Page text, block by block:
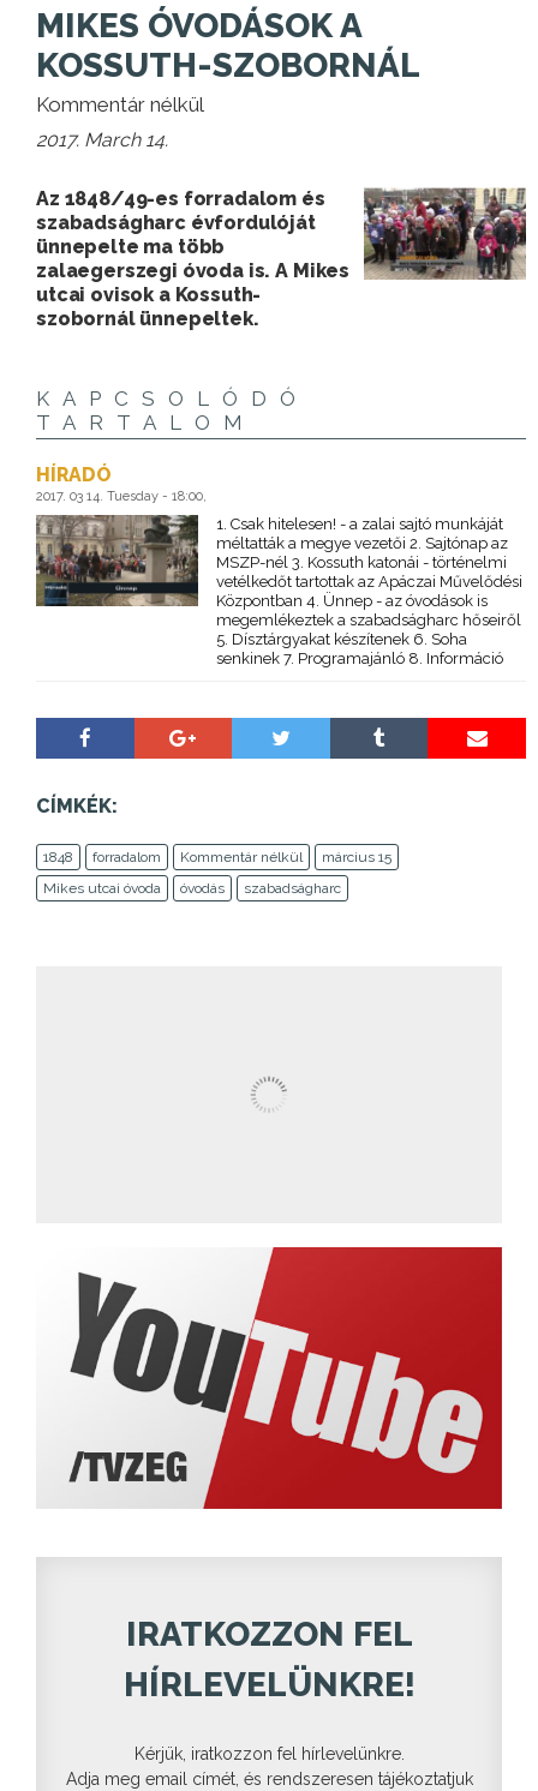
MIKES ÓVODÁSOK A
KOSSUTH-SZOBORNÁL
Kommentár nélkül
2017. March 14.
Az 1848/49-es forradalom és
szabadságharc évfordulóját
ünnepelte ma több
zalaegerszegi óvoda is. A Mikes
utcai ovisok a Kossuth-
szobornál ünnepeltek.
KAPCSOLÓDÓ
TARTALOM
HÍRADÓ
2017. 03 14. Tuesday - 18:00,
1. Csak hitelesen! - a zalai sajtó munkáját
méltatták a megye vezetői 2. Sajtónap az
MSZP-nél 3. Kossuth katonái - történelmi
vetélkedőt tartottak az Apáczai Művelődési
Központban 4. Ünnep - az óvodások is
megemlékeztek a szabadságharc hőseiről
5. Dísztárgyakat készítenek 6. Soha
senkinek 7. Programajánló 8. Információ
CÍMKÉK:
1848 forradalom Kommentár nélkül
március 15
Mikes utcai óvoda
óvodás szabadságharc
IRATKOZZON FEL
HÍRLEVELÜNKRE!
Kérjük, iratkozzon fel hírlevelünkre.
Adja meg email címét, és rendszeresen tájékoztatjuk